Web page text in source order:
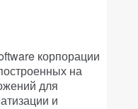
корпорации
на
для
и